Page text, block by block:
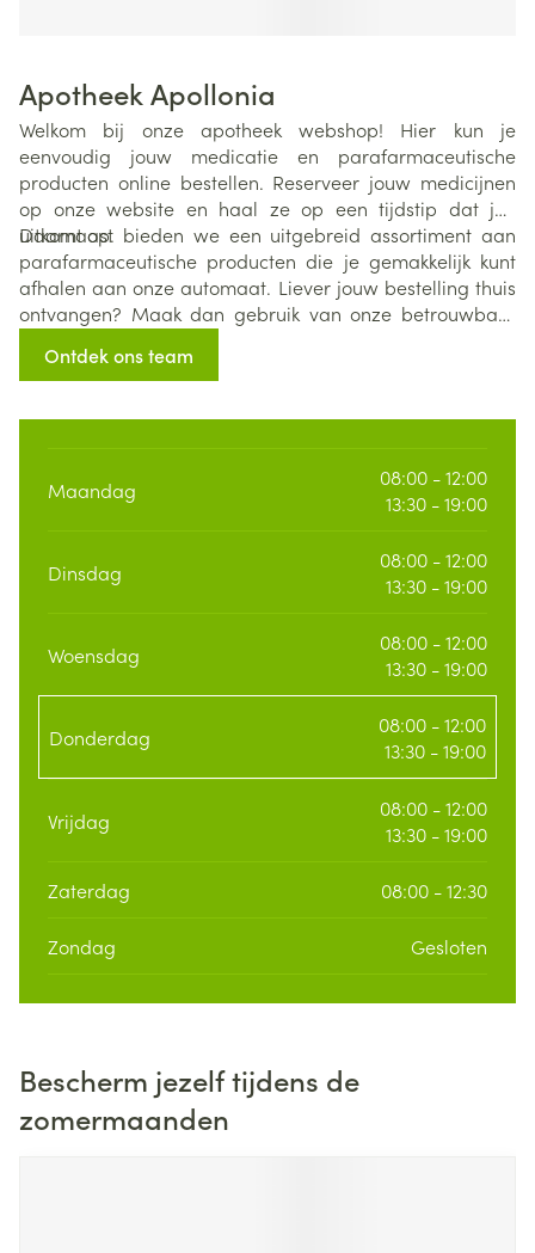
Apotheek Apollonia
Welkom bij onze apotheek webshop! Hier kun je
eenvoudig jouw medicatie en parafarmaceutische
producten online bestellen. Reserveer jouw medicijnen
op onze website en haal ze op een tijdstip dat jou
uitkomt op.
Daarnaast bieden we een uitgebreid assortiment aan
parafarmaceutische producten die je gemakkelijk kunt
afhalen aan onze automaat. Liever jouw bestelling thuis
ontvangen? Maak dan gebruik van onze betrouwbare
binnen handbereik!
Ontdek ons team
Maandag
08:00 - 12:00
13:30 - 19:00
Dinsdag
08:00 - 12:00
13:30 - 19:00
Woensdag
08:00 - 12:00
13:30 - 19:00
Donderdag
08:00 - 12:00
13:30 - 19:00
Vrijdag
08:00 - 12:00
13:30 - 19:00
Zaterdag 08:00 - 12:30
Zondag Gesloten
Bescherm jezelf tijdens de
zomermaanden